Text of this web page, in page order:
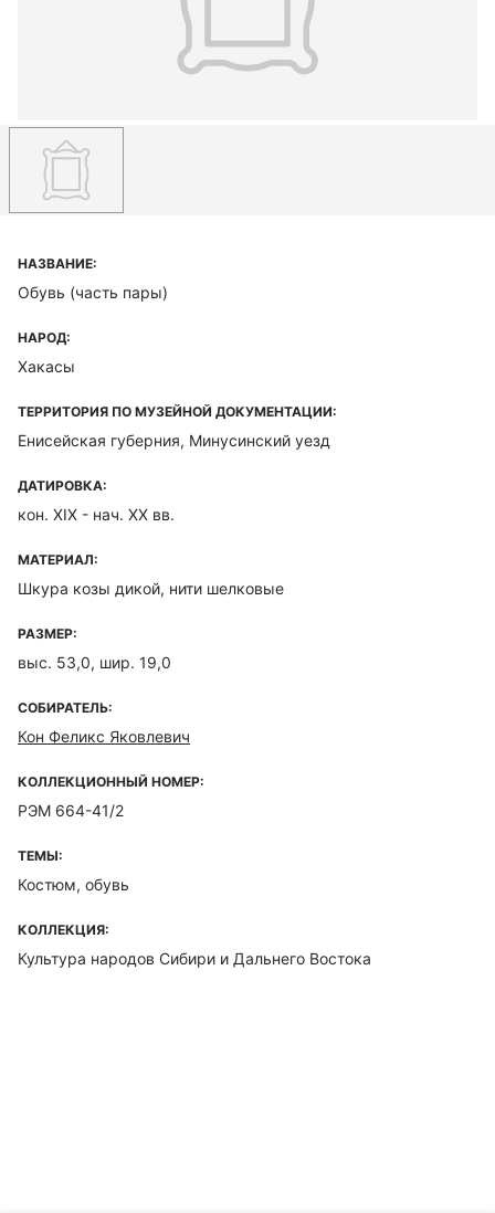
НАЗВАНИЕ:
Обувь (часть пары)
НАРОД:
Хакасы
ТЕРРИТОРИЯ ПО МУЗЕЙНОЙ ДОКУМЕНТАЦИИ:
Енисейская губерния, Минусинский уезд
ДАТИРОВКА:
кон. ХIХ - нач. ХХ вв.
МАТЕРИАЛ:
Шкура козы дикой, нити шелковые
РАЗМЕР:
выс. 53,0, шир. 19,0
СОБИРАТЕЛЬ:
Кон Феликс Яковлевич
КОЛЛЕКЦИОННЫЙ НОМЕР:
РЭМ 664-41/2
ТЕМЫ:
Костюм, обувь
КОЛЛЕКЦИЯ:
Культура народов Сибири и Дальнего Востока